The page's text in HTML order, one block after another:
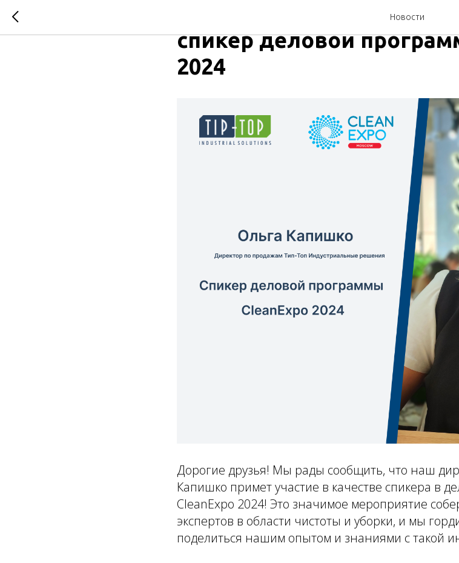
Новости
Тип-Топ
спикер деловой
2024
Дорогие друзья! Мы рады сообщить, что наш
Капишко примет участие в качестве спикера в
CleanExpo 2024! Это значимое мероприятие
экспертов в области чистоты и уборки, и мы
поделиться нашим опытом и знаниями с такой